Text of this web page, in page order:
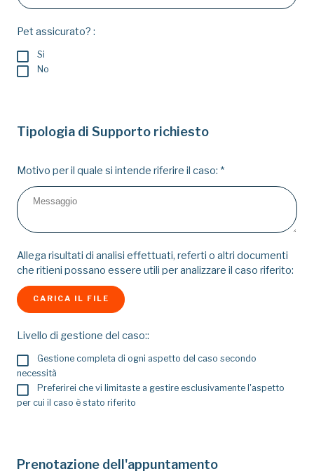
Pet assicurato? :
Si
No
Tipologia di Supporto richiesto
Motivo per il quale si intende riferire il caso: *
Allega risultati di analisi effettuati, referti o altri documenti
che ritieni possano essere utili per analizzare il caso riferito:
CARICA IL FILE
Livello di gestione del caso::
Gestione completa di ogni aspetto del caso secondo
necessità
Preferirei che vi limitaste a gestire esclusivamente l'aspetto
per cui il caso è stato riferito
Prenotazione dell'appuntamento